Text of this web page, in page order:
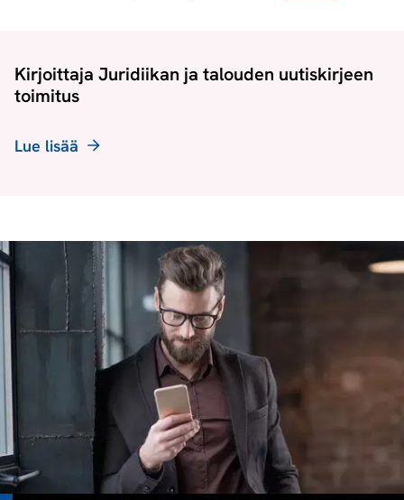
Kirjoittaja Juridiikan ja talouden uutiskirjeen
toimitus
Lue lisää